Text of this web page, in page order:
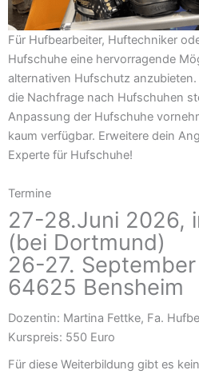
Für Hufbearbeiter, Huftechniker
Hufschuhe eine hervorragende
alternativen Hufschutz
die Nachfrage nach Hufschuhen
Anpassung der Hufschuhe
kaum verfügbar. Erweitere dein
Experte für Hufschuhe!
Termine
27-28.Juni 2026,
(bei Dortmund)
26-27.
64625 Bensheim
Dozentin: Martina Fettke, Fa.
Kurspreis: 550 Euro
Für diese Weiterbildung gibt es